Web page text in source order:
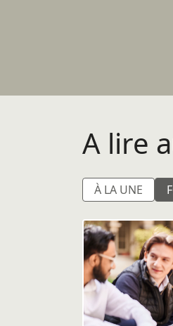
A lire
À LA UNE